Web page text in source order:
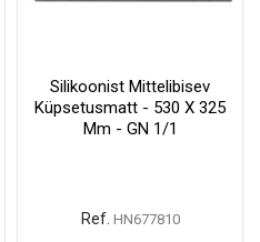
Silikoonist Mittelibisev
Küpsetusmatt - 530 X 325
Mm - GN 1/1
Ref. HN677810